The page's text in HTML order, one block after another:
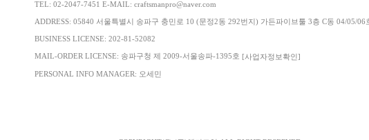
TEL: 02-2047-7451 E-MAIL: craftsmanpro@naver.com
ADDRESS: 05840 서울특별시 송파구 충민로 10 (문정2동 292번지) 가든파이브툴 3층 C동 04/05/06
BUSINESS LICENSE: 202-81-52082
MAIL-ORDER LICENSE: 송파구청 제 2009-서울송파-1395호 [사업자정보확인]
PERSONAL INFO MANAGER: 오세민